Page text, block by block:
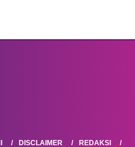
DISCLAIMER REDAKSI